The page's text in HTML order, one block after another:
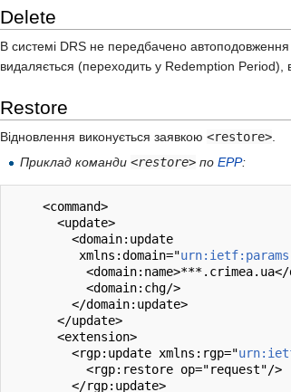
Delete
В системі DRS не передбачено
видаляється (переходить у Redemption Period),
Restore
Відновлення виконується заявкою <restore>
Приклад команди<restore> поEPP:
    <command>
      <update>
        <domain:update
         xmlns:domain="
          <domain:chg/>
        </domain:update>
      </update>
      <extension>
        <rgp:update xmlns:rgp="
          <rgp:restore op="request"/>
        </rgp:update>